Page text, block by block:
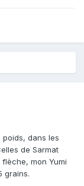
poids, dans les
de Sarmat
mon Yumi
grains.